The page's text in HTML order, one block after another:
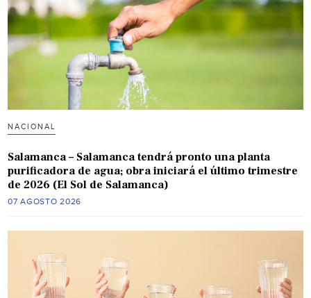
NACIONAL
Salamanca – Salamanca tendrá pronto una planta
purificadora de agua; obra iniciará el último trimestre
de 2026 (El Sol de Salamanca)
07 AGOSTO 2026